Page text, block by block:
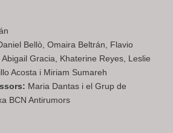
Bellò, Omaira Beltrán, Flavio
Gracia, Khaterine Reyes, Leslie
Acosta i Miriam Sumareh
Maria Dantas i el Grup de
BCN Antirumors